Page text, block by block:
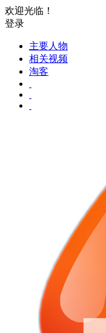
欢迎光临！
登录
主要人物
相关视频
淘客